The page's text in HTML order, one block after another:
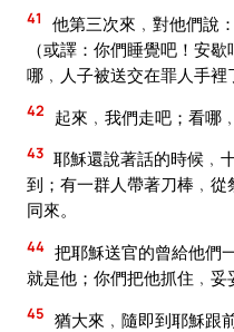
41
他第三次來﹐對他們說
（或譯：你們睡覺吧！安
哪﹐人子被送交在罪人手裡
42 起來﹐我們走吧；看哪
43 耶穌還說著話的時候﹐
到；有一群人帶著刀棒﹐
同來。
44 把耶穌送官的曾給他們
就是他；你們把他抓住﹐妥
45 猶大來﹐隨即到耶穌跟